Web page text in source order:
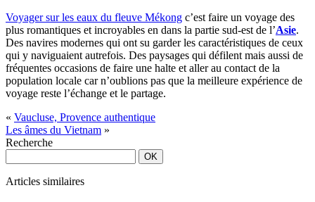
Voyager sur les eaux du fleuve Mékong c’est faire un voyage des
plus romantiques et incroyables en dans la partie sud-est de l’Asie.
Des navires modernes qui ont su garder les caractéristiques de ceux
qui y naviguaient autrefois. Des paysages qui défilent mais aussi de
fréquentes occasions de faire une halte et aller au contact de la
population locale car n’oublions pas que la meilleure expérience de
voyage reste l’échange et le partage.
« Vaucluse, Provence authentique
Les âmes du Vietnam »
Recherche
Articles similaires